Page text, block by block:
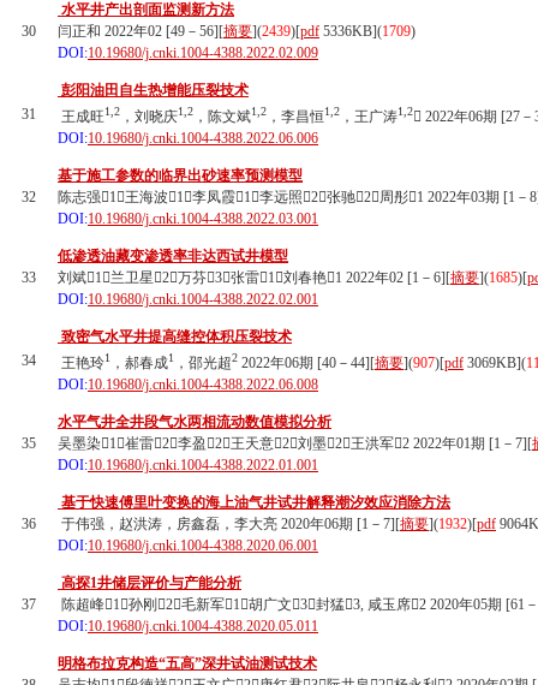
30
水平井产出剖面监测新方法
闫正和 2022年02 [49－56][摘要](2439)[pdf 5336KB](1709)
DOI:10.19680/j.cnki.1004-4388.2022.02.009
31
彭阳油田自生热增能压裂技术
王成旺1,2 ，刘晓庆1,2 ，陈文斌1,2 ，李昌恒1,2 ，王广涛1,2 2022年06期 [27
DOI:10.19680/j.cnki.1004-4388.2022.06.006
32
基于施工参数的临界出砂速率预测模型
陈志强1，王海波1，李凤霞1，李远照2，张驰2，周彤1 2022年03期 [1－
DOI:10.19680/j.cnki.1004-4388.2022.03.001
33
低渗透油藏变渗透率非达西试井模型
刘斌1，兰卫星2，万芬3，张雷1，刘春艳1 2022年02 [1－6][摘要](1685)[
DOI:10.19680/j.cnki.1004-4388.2022.02.001
34
致密气水平井提高缝控体积压裂技术
王艳玲1 ，郝春成1 ，邵光超2 2022年06期 [40－44][摘要](907)[pdf 3069KB](
DOI:10.19680/j.cnki.1004-4388.2022.06.008
35
水平气井全井段气水两相流动数值模拟分析
吴墨染1，崔雷2，李盈2，王天意2，刘墨2，王洪军2 2022年01期 [1－7][
DOI:10.19680/j.cnki.1004-4388.2022.01.001
36
基于快速傅里叶变换的海上油气井试井解释潮汐效应消除方法
于伟强，赵洪涛，房鑫磊，李大亮 2020年06期 [1－7][摘要](1932)[pdf
DOI:10.19680/j.cnki.1004-4388.2020.06.001
37
高探1井储层评价与产能分析
陈超峰1，孙刚2，毛新军1，胡广文3，封猛3, 咸玉席2 2020年05期 [61
DOI:10.19680/j.cnki.1004-4388.2020.05.011
明格布拉克构造“五高”深井试油测试技术